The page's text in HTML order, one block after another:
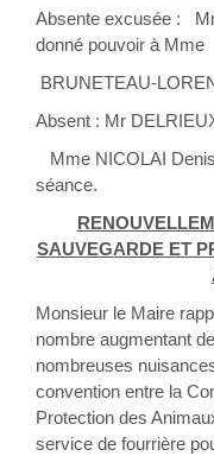
Absente excusée :
donné pouvoir à Mme
BRUNETEAU-
Absent : Mr
Mme NICOLAI
séance.
SAUVEGARDE ET
Monsieur le Maire
nombre augmentant
nombreuses
convention entre la
Protection des
service de fourrière